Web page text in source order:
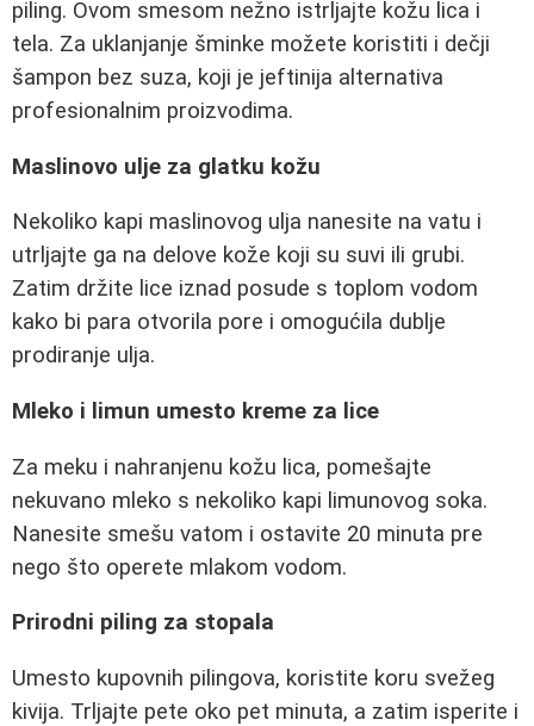
piling. Ovom smesom nežno istrljajte kožu lica i
tela. Za uklanjanje šminke možete koristiti i dečji
šampon bez suza, koji je jeftinija alternativa
profesionalnim proizvodima.
Maslinovo ulje za glatku kožu
Nekoliko kapi maslinovog ulja nanesite na vatu i
utrljajte ga na delove kože koji su suvi ili grubi.
Zatim držite lice iznad posude s toplom vodom
kako bi para otvorila pore i omogućila dublje
prodiranje ulja.
Mleko i limun umesto kreme za lice
Za meku i nahranjenu kožu lica, pomešajte
nekuvano mleko s nekoliko kapi limunovog soka.
Nanesite smešu vatom i ostavite 20 minuta pre
nego što operete mlakom vodom.
Prirodni piling za stopala
Umesto kupovnih pilingova, koristite koru svežeg
kivija. Trljajte pete oko pet minuta, a zatim isperite i